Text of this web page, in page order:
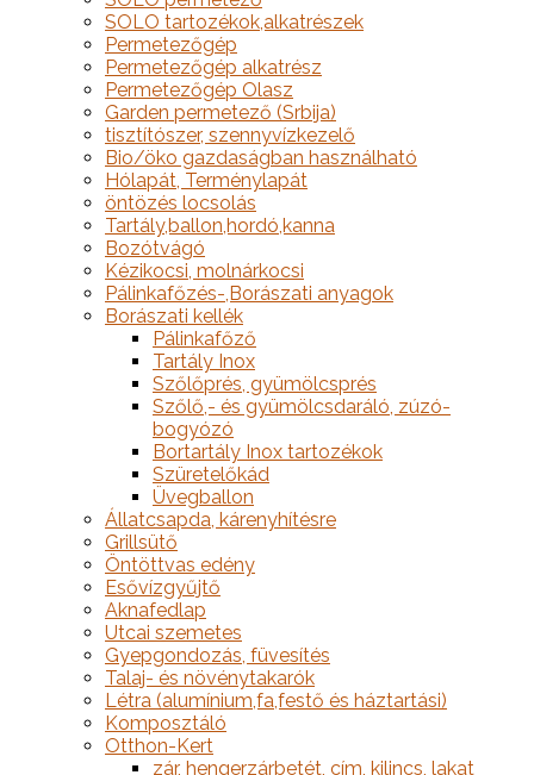
SOLO tartozékok,alkatrészek
Permetezőgép
Permetezőgép alkatrész
Permetezőgép Olasz
Garden permetező (Srbija)
tisztítószer, szennyvízkezelő
Bio/öko gazdaságban használható
Hólapát, Terménylapát
öntözés locsolás
Tartály,ballon,hordó,kanna
Bozótvágó
Kézikocsi, molnárkocsi
Pálinkafőzés-,Borászati anyagok
Borászati kellék
Pálinkafőző
Tartály Inox
Szőlőprés, gyümölcsprés
Szőlő,- és gyümölcsdaráló, zúzó-
bogyózó
Bortartály Inox tartozékok
Szüretelőkád
Üvegballon
Állatcsapda, kárenyhítésre
Grillsütő
Öntöttvas edény
Esővízgyűjtő
Aknafedlap
Utcai szemetes
Gyepgondozás, füvesítés
Talaj- és növénytakarók
Létra (alumínium,fa,festő és háztartási)
Komposztáló
Otthon-Kert
zár, hengerzárbetét, cím, kilincs, lakat